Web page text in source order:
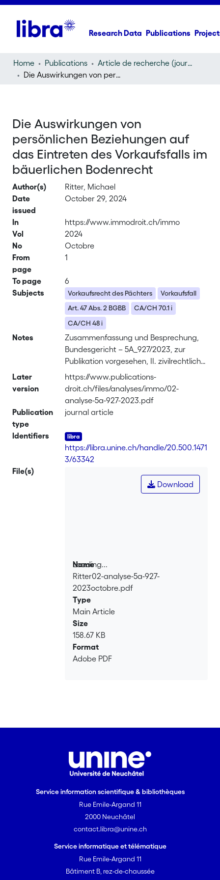
Research Data Publications
Home Publications
Article de recherche (journal article)
Die Auswirkungen von persönlichen Beziehungen auf das Eintreten des Vorkaufsfalls im bäuerlichen Bodenrecht
Die Auswirkungen von
persönlichen Beziehungen auf
das Eintreten des Vorkaufsfalls im
bäuerlichen Bodenrecht
Author(s)
Ritter, Michael
Date
issued
October 29, 2024
In
https://www.immodroit.ch/immo
Vol
2024
No
Octobre
From
page
1
To page
6
Subjects
Vorkaufsrecht des Pächters
Vorkaufsfall
Art. 47 Abs. 2 BGBB
CA/CH 70.1 i
CA/CH 48 i
Notes
Zusammenfassung und Besprechung,
Bundesgericht – 5A_927/2023, zur
Publikation vorgesehen, II. zivilrechtliche
Abteilung, Urteil vom 19. August 2024
Later
version
https://www.publications-
droit.ch/files/analyses/immo/02-
analyse-5a-927-2023.pdf
Publication
type
journal article
Identifiers
https://libra.unine.ch/handle/20.500.1471
3/63342
File(s)
Loading...
Loading...
Download
Name
Ritter02-analyse-5a-927-
2023octobre.pdf
Type
Main Article
Size
158.67 KB
Format
Adobe PDF
Service information scientifique & bibliothèques
Rue Emile-Argand 11
2000 Neuchâtel
contact.libra@unine.ch
Service informatique et télématique
Rue Emile-Argand 11
Bâtiment B, rez-de-chaussée